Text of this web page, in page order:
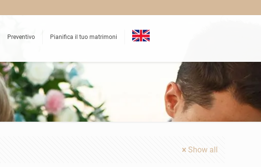
Preventivo Pianifica il tuo matrimoni
Show all